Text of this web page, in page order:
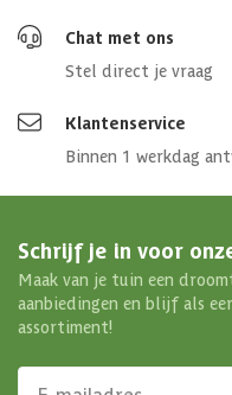
Chat met ons
Stel direct je vraag
Klantenservice
Binnen 1 werkdag
Schrijf je in voor
Maak van je tuin een
aanbiedingen en blijf als
assortiment!